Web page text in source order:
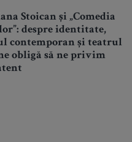
Stoican și „Comedia
despre identitate,
contemporan și teatrul
obligă să ne privim